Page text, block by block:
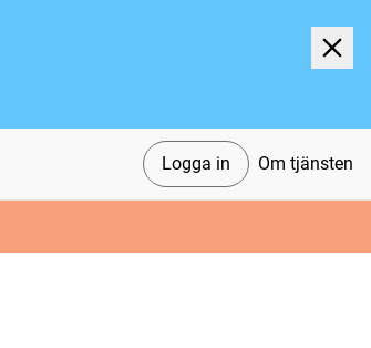
Logga in Om tjänsten